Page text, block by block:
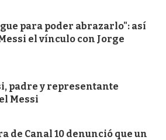
para poder abrazarlo": así
el vínculo con Jorge
padre y representante
Messi
de Canal 10 denunció que un